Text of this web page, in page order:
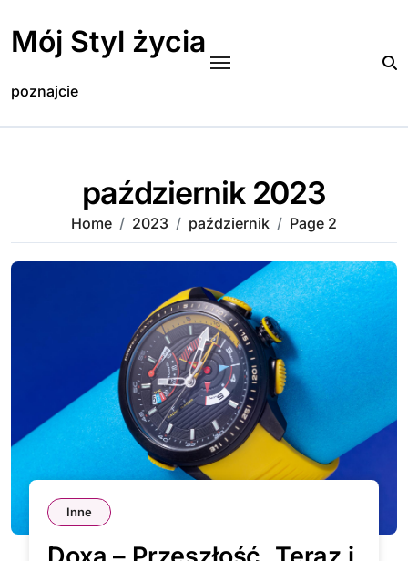
content
Mój Styl życia
poznajcie
październik 2023
Home 2023 październik Page 2
Inne